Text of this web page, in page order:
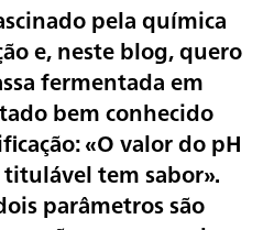
pela química
e, neste blog, quero
fermentada em
bem conhecido
«O valor do pH
titulável tem sabor».
parâmetros são